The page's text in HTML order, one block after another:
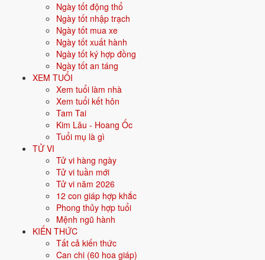
Ngày tốt động thổ
Ngày tốt nhập trạch
Ngày tốt mua xe
Ngày tốt xuất hành
Ngày tốt ký hợp đồng
Ngày tốt an táng
XEM TUỔI
Xem tuổi làm nhà
Xem tuổi kết hôn
Tam Tai
Kim Lâu - Hoang Ốc
Tuổi mụ là gì
TỬ VI
Tử vi hàng ngày
Tử vi tuần mới
Tử vi năm 2026
12 con giáp hợp khắc
Phong thủy hợp tuổi
Mệnh ngũ hành
KIẾN THỨC
Tất cả kiến thức
Can chi (60 hoa giáp)
2026: 75 tuổi mụ, năm Bính Ngọ - Bình hoà với Thái Tuế.
Sinh năm 1952 là tuổi gì, mệnh gì?
Người sinh năm1952là tuổiNhâm Thìn
Lưu Thủy, mệnhThủy
biển; hướng hợp là Bắc. Bảng dưới đây tóm tắt 10 chỉ số cốt lõi:
Năm sinh dương
Can chi
Thìn - Con Rồng
Trường Lưu Thủy
Mệnh ngũ hành 💧Thủy
Đen